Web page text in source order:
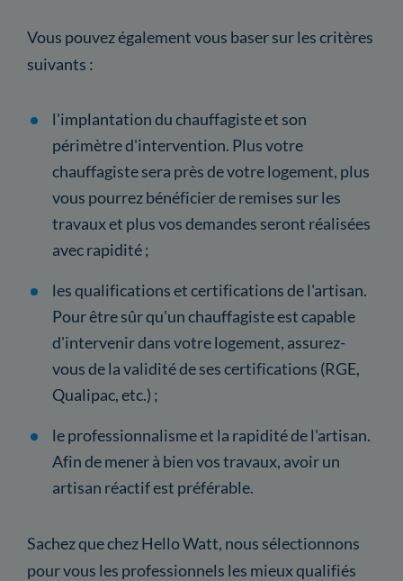
Vous pouvez également vous baser sur les critères
suivants :
l'implantation du chauffagiste et son
périmètre d'intervention. Plus votre
chauffagiste sera près de votre logement, plus
vous pourrez bénéficier de remises sur les
travaux et plus vos demandes seront réalisées
avec rapidité ;
les qualifications et certifications de l'artisan.
Pour être sûr qu'un chauffagiste est capable
d'intervenir dans votre logement, assurez-
vous de la validité de ses certifications (RGE,
Qualipac, etc.) ;
le professionnalisme et la rapidité de l'artisan.
Afin de mener à bien vos travaux, avoir un
artisan réactif est préférable.
Sachez que chez Hello Watt, nous sélectionnons
pour vous les professionnels les mieux qualifiés